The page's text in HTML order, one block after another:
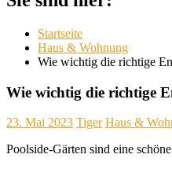
Startseite
Haus & Wohnung
Wie wichtig die richtige
Wie wichtig die richtige
23. Mai 2023 Tiger Haus &
Poolside-Gärten sind eine